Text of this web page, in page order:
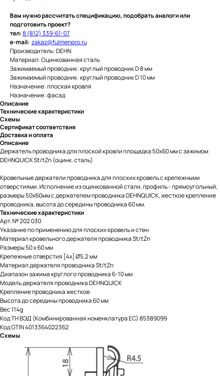
Вам нужно рассчитать спецификацию, подобрать аналоги или
подготовить проект?
тел:8 (812) 339-61-07
e-mail: zakaz@fulmenpro.ru
Производитель: DEHN
Материал: Оцинкованная сталь
Зажимаемый проводник: круглый проводник D 8 мм
Зажимаемый проводник: круглый проводник D 10 мм
Назначение: плоская кровля
Назначение: фасад
Описание
Технические характеристики
Схемы
Сертификат соответствия
Доставка и оплата
Описание
Держатель проводника для плоской кровли площадка 50х60 мм с зажимом
DEHNQUICK St/tZn (оцинк. сталь)
Кровельные держатели проводника для плоских кровель с крепежными
отверстиями. Исполнение из оцинкованной стали, профиль - прямоугольный,
размеры 50х60мм с держателем проводника DEHNQUICK, жесткое крепление
проводника, высота до середины проводника 60 мм.
Технические характеристики
Арт. № 202 030
Указание по применению для плоских кровель и стен
Материал кровельного держателя проводника St/tZn
Размеры 50 x 60 мм
Крепежные отверстия [4x] Ø5,2 мм
Материал держателя проводника St/tZn
Диапазон зажима круглого проводника 6-10 мм
Модель держателя проводника DEHNQUICK
Крепление проводника жесткое
Высота до середины проводника 60 мм
Вес 114g
Код ТН ВЭД (Комбинированная номенклатура ЕС) 85389099
Код GTIN 4013364022362
Схемы